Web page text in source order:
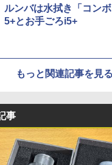
ルンバは水拭き「コン
5+とお手ごろi5+
もっと関連記事を見る
事